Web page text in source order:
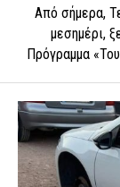
Από σήμερα,
μεσημέρι,
Πρόγραμμα